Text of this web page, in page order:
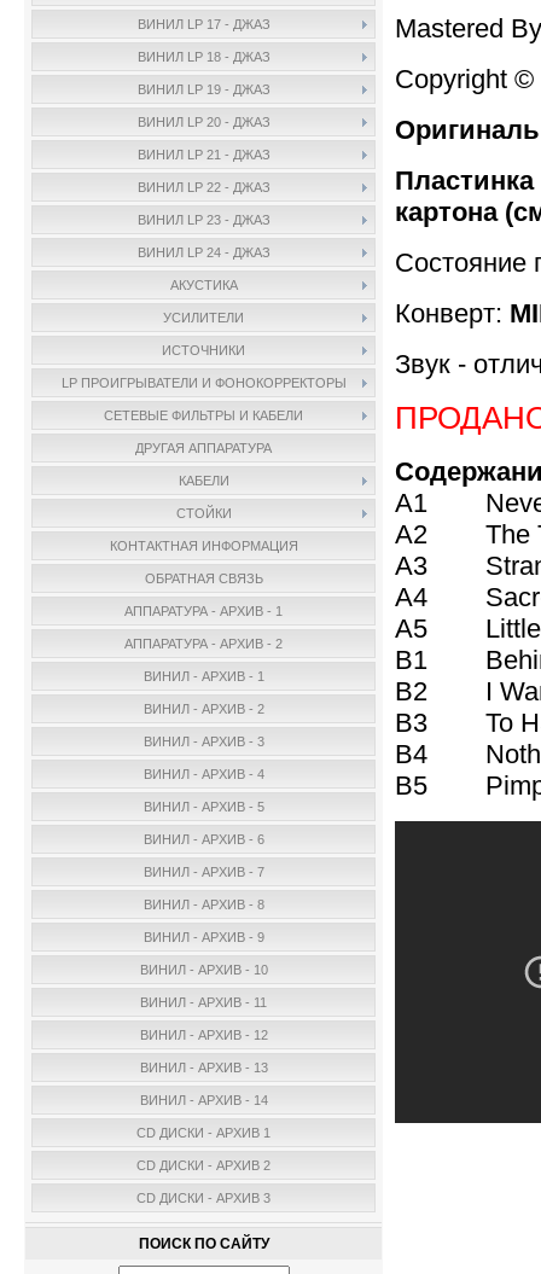
ВИНИЛ LP 17 - ДЖАЗ
ВИНИЛ LP 18 - ДЖАЗ
ВИНИЛ LP 19 - ДЖАЗ
ВИНИЛ LP 20 - ДЖАЗ
ВИНИЛ LP 21 - ДЖАЗ
ВИНИЛ LP 22 - ДЖАЗ
ВИНИЛ LP 23 - ДЖАЗ
ВИНИЛ LP 24 - ДЖАЗ
АКУСТИКА
УСИЛИТЕЛИ
ИСТОЧНИКИ
LP ПРОИГРЫВАТЕЛИ И ФОНОКОРРЕКТОРЫ
СЕТЕВЫЕ ФИЛЬТРЫ И КАБЕЛИ
ДРУГАЯ АППАРАТУРА
КАБЕЛИ
СТОЙКИ
КОНТАКТНАЯ ИНФОРМАЦИЯ
ОБРАТНАЯ СВЯЗЬ
АППАРАТУРА - АРХИВ - 1
АППАРАТУРА - АРХИВ - 2
ВИНИЛ - АРХИВ - 1
ВИНИЛ - АРХИВ - 2
ВИНИЛ - АРХИВ - 3
ВИНИЛ - АРХИВ - 4
ВИНИЛ - АРХИВ - 5
ВИНИЛ - АРХИВ - 6
ВИНИЛ - АРХИВ - 7
ВИНИЛ - АРХИВ - 8
ВИНИЛ - АРХИВ - 9
ВИНИЛ - АРХИВ - 10
ВИНИЛ - АРХИВ - 11
ВИНИЛ - АРХИВ - 12
ВИНИЛ - АРХИВ - 13
ВИНИЛ - АРХИВ - 14
CD ДИСКИ - АРХИВ 1
CD ДИСКИ - АРХИВ 2
CD ДИСКИ - АРХИВ 3
ПОИСК ПО САЙТУ
Mastered
Copyright
картона
Состояние
Конверт:
Звук -
A1 Never
A2 The
A3
A4
A5 Little
B1
B2 I
B3 To
B4
B5